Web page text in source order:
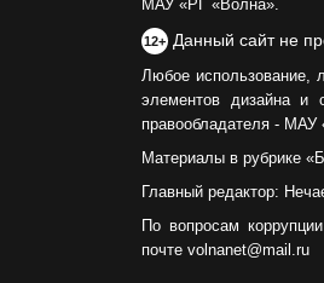
МАУ «РГ «Волна».
12+ Данный сайт не
Любое использование,
элементов дизайна и
правообладателя - МАУ
Материалы в рубрике
Главный редактор:
По вопросам
почте volnanet@mail.ru